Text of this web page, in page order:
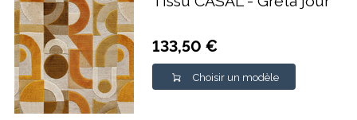
133,50 €
Choisir un modèle